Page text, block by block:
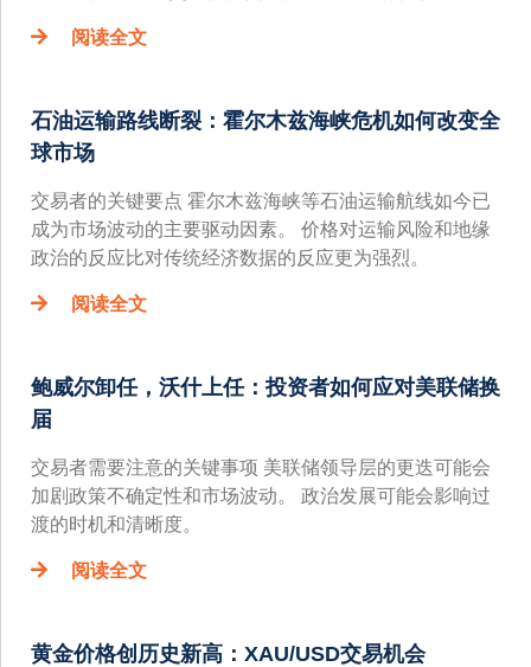
阅读全文
石油运输路线断裂：霍尔木兹海峡危机如何改变全
球市场
交易者的关键要点 霍尔木兹海峡等石油运输航线如今已
成为市场波动的主要驱动因素。 价格对运输风险和地缘
政治的反应比对传统经济数据的反应更为强烈。
阅读全文
鲍威尔卸任，沃什上任：投资者如何应对美联储换
届
交易者需要注意的关键事项 美联储领导层的更迭可能会
加剧政策不确定性和市场波动。 政治发展可能会影响过
渡的时机和清晰度。
阅读全文
黄金价格创历史新高：XAU/USD交易机会